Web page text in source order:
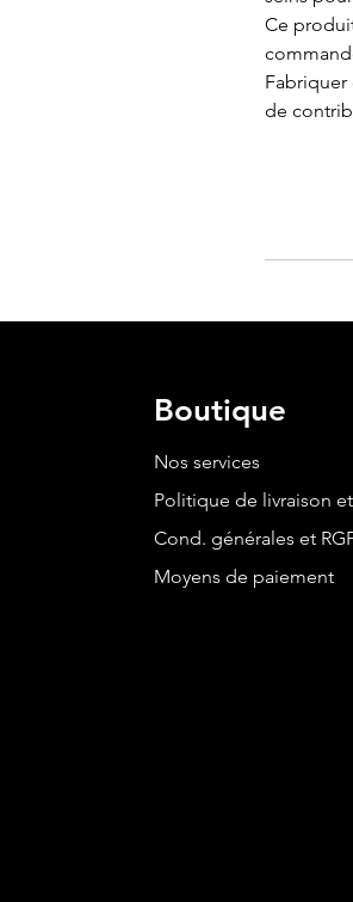
Ce
de
Boutique
Nos services
Politique de livraison
Cond. générales et
Moyens de paiement